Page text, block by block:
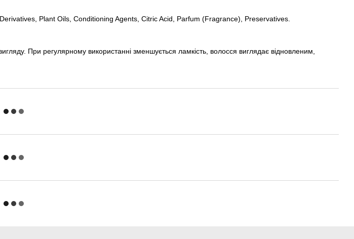
Plant Oils, Conditioning Agents, Citric Acid, Parfum (Fragrance), Preservatives.
При регулярному використанні зменшується ламкість, волосся виглядає відновленим,